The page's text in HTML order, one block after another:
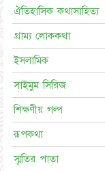
ঐতিহাসিক কথাসাহিত্য
গ্রাম্য লোককথা
ইসলামিক
সাইমুম সিরিজ
শিক্ষণীয় গল্প
রূপকথা
স্মৃতির পাতা